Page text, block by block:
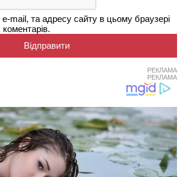
mail, та адресу сайту в цьому браузері
РЕКЛАМА
РЕКЛАМА